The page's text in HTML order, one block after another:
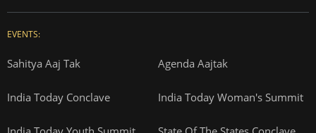
EVENTS:
Sahitya Aaj Tak Agenda Aajtak
India Today Conclave India Today Woman's Summit